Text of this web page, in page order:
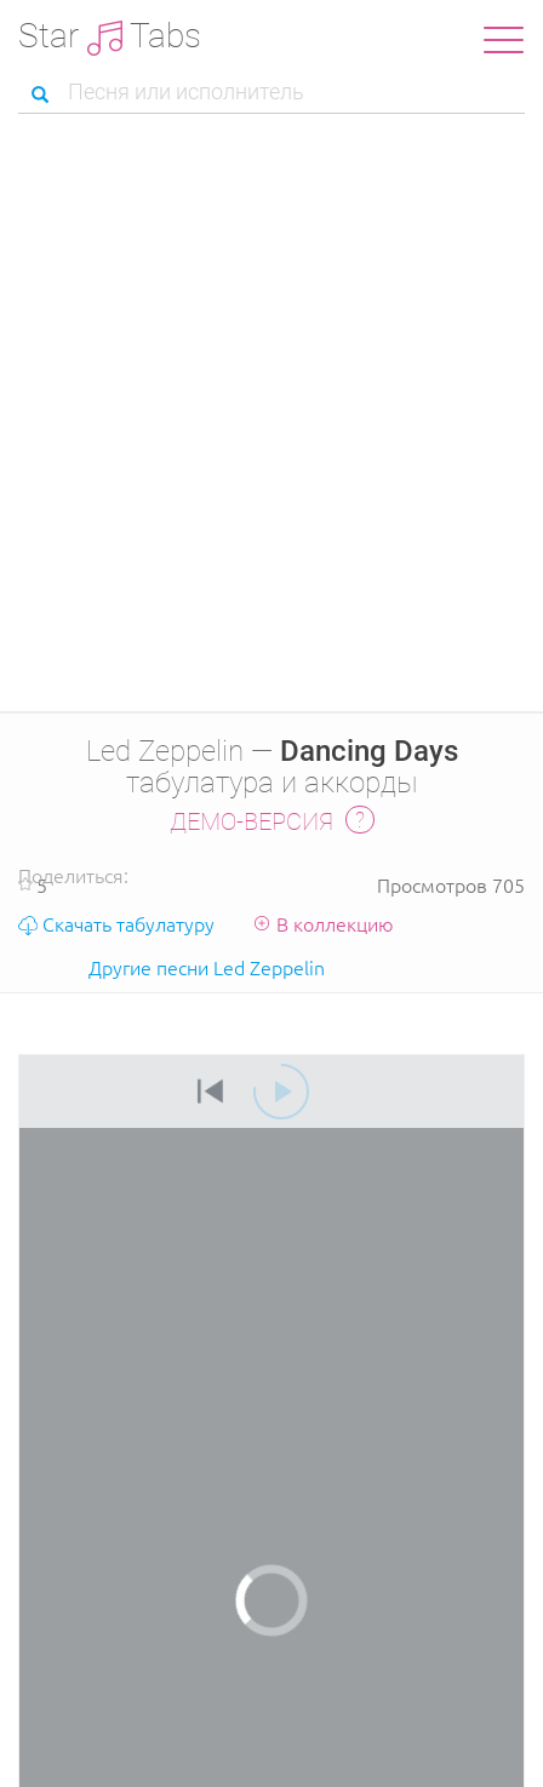
Star Tabs
Led Zeppelin — Dancing Days
табулатура и аккорды
ДЕМО-ВЕРСИЯ
5
Просмотров 705
Скачать табулатуру
Поделиться:
В коллекцию
Другие песни Led Zeppelin